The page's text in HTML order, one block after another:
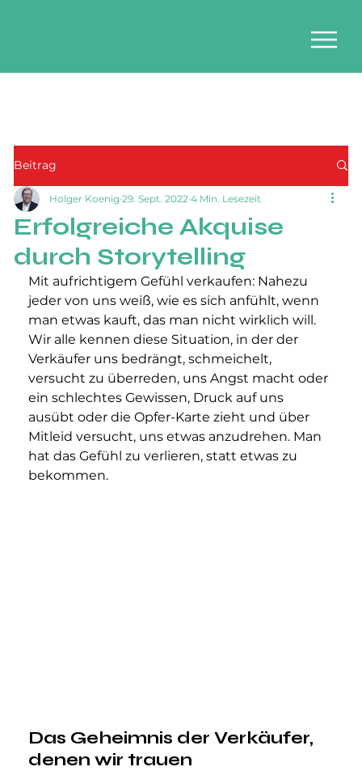
Beitrag
Erfolgreiche Akquise
durch Storytelling
Holger Koenig 29. Sept. 2022 4 Min. Lesezeit
Mit aufrichtigem Gefühl verkaufen: Nahezu
jeder von uns weiß, wie es sich anfühlt, wenn
man etwas kauft, das man nicht wirklich will.
Wir alle kennen diese Situation, in der der
Verkäufer uns bedrängt, schmeichelt,
versucht zu überreden, uns Angst macht oder
ein schlechtes Gewissen, Druck auf uns
ausübt oder die Opfer-Karte zieht und über
Mitleid versucht, uns etwas anzudrehen. Man
hat das Gefühl zu verlieren, statt etwas zu
bekommen.
Das Geheimnis der Verkäufer,
denen wir trauen